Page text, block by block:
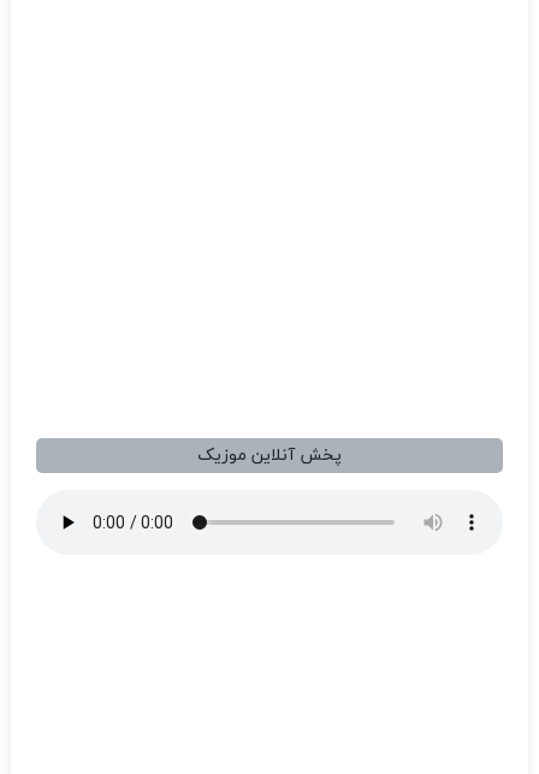
پخش آنلاین موزیک